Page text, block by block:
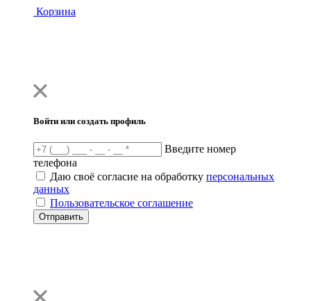
Корзина
Войти или создать профиль
Введите номер
телефона
Даю своё согласие на обработку персональных
данных
Пользовательское соглашение
Отправить